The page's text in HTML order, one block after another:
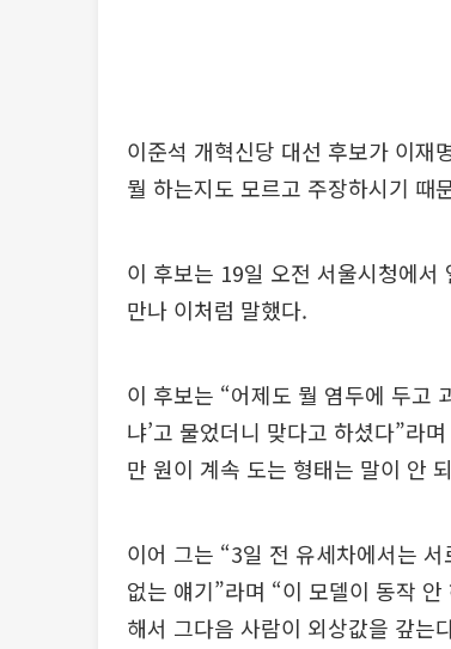
이준석 개혁신당 대선 후보가 이재
뭘 하는지도 모르고 주장하시기 때
이 후보는 19일 오전 서울시청에서
만나 이처럼 말했다.
이 후보는 “어제도 뭘 염두에 두고
냐’고 물었더니 맞다고 하셨다”라
만 원이 계속 도는 형태는 말이 안
이어 그는 “3일 전 유세차에서는
없는 얘기”라며 “이 모델이 동작
해서 그다음 사람이 외상값을 갚는